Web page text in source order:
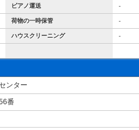
ピアノ運送 -
荷物の一時保管 -
ハウスクリーニング -
ンター
番